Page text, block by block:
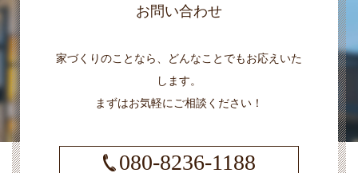
お問い合わせ
家づくりのことなら、どんなことでもお応えいた
します。
まずはお気軽にご相談ください！
080-8236-1188